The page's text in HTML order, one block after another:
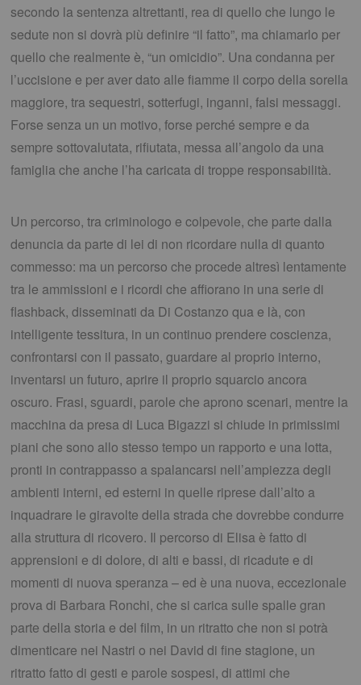
secondo la sentenza altrettanti, rea di quello che lungo le
sedute non si dovrà più definire “il fatto”, ma chiamarlo per
quello che realmente è, “un omicidio”. Una condanna per
l’uccisione e per aver dato alle fiamme il corpo della sorella
maggiore, tra sequestri, sotterfugi, inganni, falsi messaggi.
Forse senza un un motivo, forse perché sempre e da
sempre sottovalutata, rifiutata, messa all’angolo da una
famiglia che anche l’ha caricata di troppe responsabilità.
Un percorso, tra criminologo e colpevole, che parte dalla
denuncia da parte di lei di non ricordare nulla di quanto
commesso: ma un percorso che procede altresì lentamente
tra le ammissioni e i ricordi che affiorano in una serie di
flashback, disseminati da Di Costanzo qua e là, con
intelligente tessitura, in un continuo prendere coscienza,
confrontarsi con il passato, guardare al proprio interno,
inventarsi un futuro, aprire il proprio squarcio ancora
oscuro. Frasi, sguardi, parole che aprono scenari, mentre la
macchina da presa di Luca Bigazzi si chiude in primissimi
piani che sono allo stesso tempo un rapporto e una lotta,
pronti in contrappasso a spalancarsi nell’ampiezza degli
ambienti interni, ed esterni in quelle riprese dall’alto a
inquadrare le giravolte della strada che dovrebbe condurre
alla struttura di ricovero. Il percorso di Elisa è fatto di
apprensioni e di dolore, di alti e bassi, di ricadute e di
momenti di nuova speranza – ed è una nuova, eccezionale
prova di Barbara Ronchi, che si carica sulle spalle gran
parte della storia e del film, in un ritratto che non si potrà
dimenticare nei Nastri o nei David di fine stagione, un
ritratto fatto di gesti e parole sospesi, di attimi che